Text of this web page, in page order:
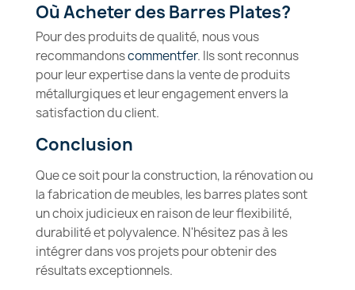
Où Acheter des Barres Plates?
Pour des produits de qualité, nous vous
recommandonscommentfer. Ils sont reconnus
pour leur expertise dans la vente de produits
métallurgiques et leur engagement envers la
satisfaction du client.
Conclusion
Que ce soit pour la construction, la rénovation ou
la fabrication de meubles, les barres plates sont
un choix judicieux en raison de leur flexibilité,
durabilité et polyvalence. N'hésitez pas à les
intégrer dans vos projets pour obtenir des
résultats exceptionnels.